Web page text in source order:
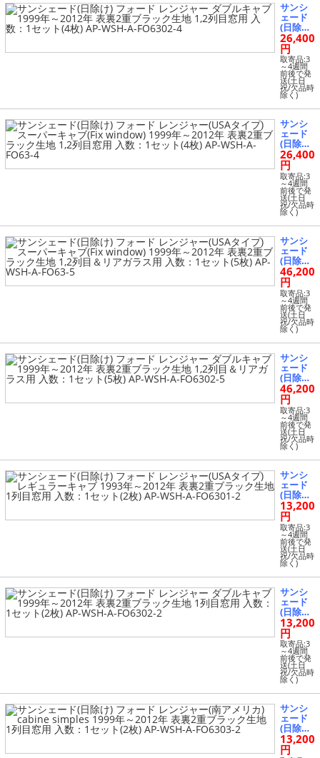
ハンドル・グリップ (1658)
パーツ (1622)
フィルター (278)
プロテクター (1)
ヘルメット (195)
ミラー (279)
レインウエア (4)
盗難防止用品 (67)
サンシ
ェード
(日除け)
フォー
ド レン
ジャー
ダブル
キャブ 1
999年～
2012年
表裏2重
ブラッ
ク生地
1,2列目
窓用 入
数：1セ
ット(4
枚) AP-
WSH-A-
FO6302-
4
26,400
円
取寄品:3
～4週間
前後で発
送(土日
祝/欠品時
除く)
サンシ
ェード
(日除け)
フォー
ド レン
ジャー
(USAタ
イプ) ス
ーパー
キャブ
(Fix wi
1999年
～2012
年 表裏2
重ブラ
ック生
地 1,2列
目窓用
入数：1
セット
(4枚) AP
-WSH-A
-FO63-4
26,400
円
取寄品:3
～4週間
前後で発
送(土日
祝/欠品時
除く)
サンシ
ェード
(日除け)
フォー
ド レン
ジャー
(USAタ
イプ) ス
ーパー
キャブ
(Fix wi
1999年
～2012
年 表裏2
重ブラ
ック生
地 1,2列
目＆リ
アガラ
ス用 入
数：1セ
ット(5
枚) AP-
WSH-A-
FO63-5
46,200
円
取寄品:3
～4週間
前後で発
送(土日
祝/欠品時
除く)
サンシ
ェード
(日除け)
フォー
ド レン
ジャー
ダブル
キャブ 1
999年～
2012年
表裏2重
ク生地
1,2列目
＆リア
ガラス
用 入
数：1セ
ット(5
枚) AP-
WSH-A-
FO6302-
5
46,200
円
取寄品:3
～4週間
前後で発
送(土日
祝/欠品時
除く)
サンシ
ェード
(日除け)
フォー
ド レン
ジャー
(USAタ
イプ) レ
ギュラ
ーキャ
ブ 1993
2年 表裏
2重ブラ
ック生
地 1列目
窓用 入
数：1セ
ット(2
枚) AP-
WSH-A-
FO6301-
2
13,200
円
取寄品:3
～4週間
前後で発
送(土日
祝/欠品時
除く)
サンシ
ェード
(日除け)
フォー
ド レン
ジャー
ダブル
キャブ 1
999年～
2012年
表裏2重
ブラッ
ク生地 1
列目窓
用 入
数：1セ
ット(2
13,200
円
取寄品:3
～4週間
前後で発
送(土日
祝/欠品時
除く)
サンシ
ェード
(日除け)
フォー
ド レン
13,200
円